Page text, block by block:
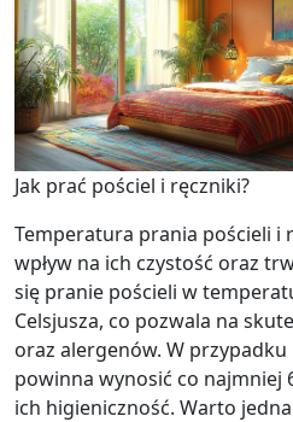
Jak prać pościel i ręczniki?
Temperatura prania pościeli i
wpływ na ich czystość oraz
się pranie pościeli w
Celsjusza, co pozwala na
oraz alergenów. W
powinna wynosić co najmniej
ich higieniczność. Warto